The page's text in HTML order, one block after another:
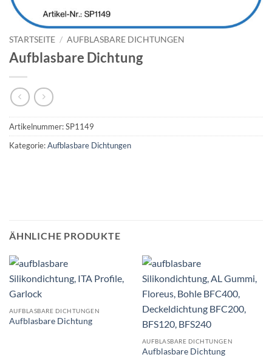
STARTSEITE / AUFBLASBARE DICHTUNGEN
Aufblasbare Dichtung
Artikelnummer:SP1149
Kategorie:Aufblasbare Dichtungen
ÄHNLICHE PRODUKTE
AUFBLASBARE DICHTUNGEN
Aufblasbare Dichtung
AUFBLASBARE DICHTUNGEN
Aufblasbare Dichtung